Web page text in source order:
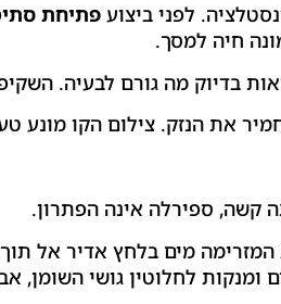
לפני ביצועפתיחת
חיה למסך.
בדיוק מה גורם לבעיה.
את הנזק. צילום הקו מונע
קשה, ספירלה אינה הפתרון.
ומנקות לחלוטין גושי השומן,